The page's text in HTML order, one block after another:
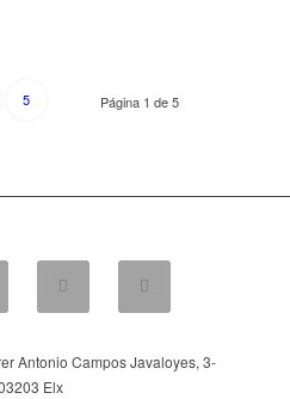
Página 1 de 5
5
Antonio Campos Javaloyes, 3-
Elx